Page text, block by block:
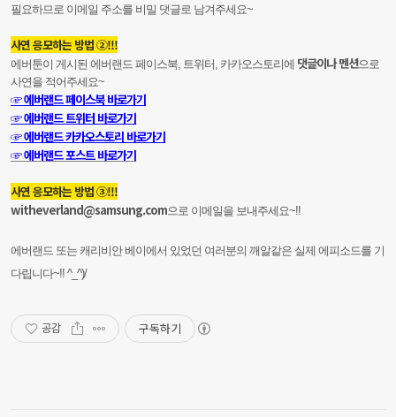
필요하므로 이메일 주소를 비밀 댓글로 남겨주세요~
사연 응모하는 방법 ②!!!
에버툰이 게시된 에버랜드 페이스북, 트위터, 카카오스토리에 댓글이나 멘션으로
사연을 적어주세요~
☞ 에버랜드 페이스북 바로가기
☞ 에버랜드 트위터 바로가기
☞ 에버랜드 카카오스토리 바로가기
☞ 에버랜드 포스트 바로가기
사연 응모하는 방법 ③!!!
witheverland@samsung.com으로 이메일을 보내주세요~!!
에버랜드 또는 캐리비안 베이에서 있었던 여러분의 깨알같은 실제 에피소드를 기
다립니다~!! ^_^)/
공감 구독하기